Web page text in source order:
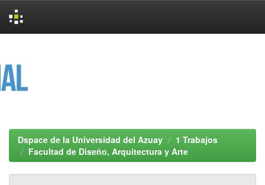
Dspace de la Universidad del Azuay
1 Trabajos
Facultad de Diseño, Arquitectura y Arte